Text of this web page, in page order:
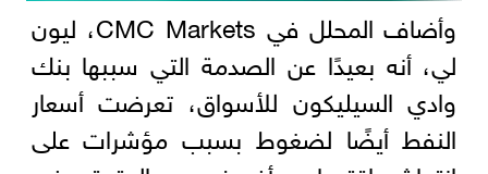
وأضاف المحلل في CMC Markets، ليون
لي، أنه بعيدًا عن الصدمة التي سببها بنك
وادي السيليكون للأسواق، تعرضت أسعار
النفط أيضًا لضغوط بسبب مؤشرات على